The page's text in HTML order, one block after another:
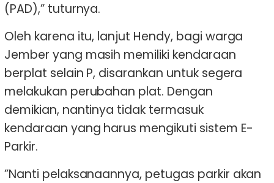
(PAD),” tuturnya.
Oleh karena itu, lanjut Hendy, bagi warga
Jember yang masih memiliki kendaraan
berplat selain P, disarankan untuk segera
melakukan perubahan plat. Dengan
demikian, nantinya tidak termasuk
kendaraan yang harus mengikuti sistem E-
Parkir.
”Nanti pelaksanaannya, petugas parkir akan